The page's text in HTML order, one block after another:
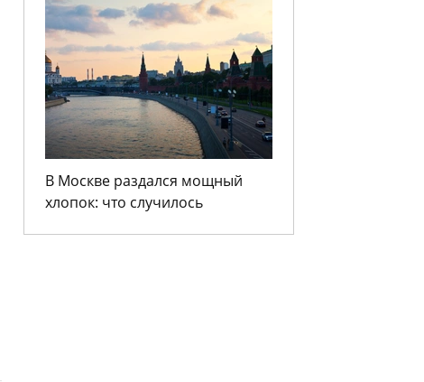
В Москве раздался мощный
хлопок: что случилось